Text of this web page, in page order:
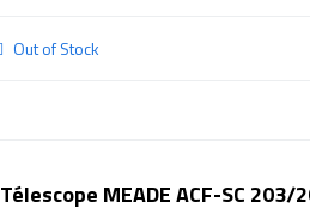
Out of Stock
Télescope MEADE ACF-SC 203/